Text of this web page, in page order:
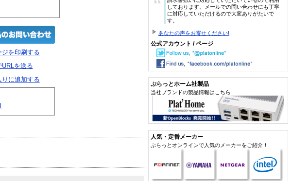
を印刷する
を送る
りに追加する
“
しております。メールでの問い合わせにも丁寧
に対応していただけるので大変ありがたいで
す。
あなたの声をお寄せください!
公式アカウント / ページ
ぷらっとホーム社製品
当社ブランドの製品情報はこちら
人気・定番メーカー
ぷらっとオンラインで人気のメーカーをご紹介！